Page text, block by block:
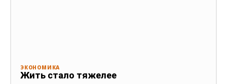
ЭКОНОМИКА
Жить стало тяжелее